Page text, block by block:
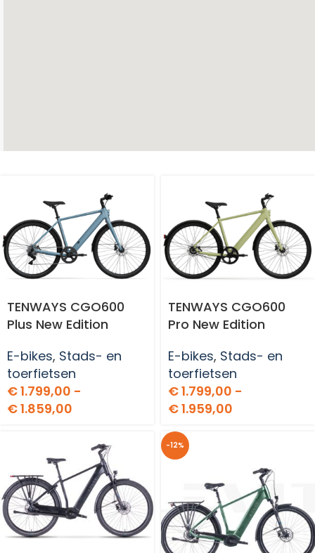
TENWAYS CGO600
Plus New Edition
E-bikes, Stads- en
toerfietsen
€1.799,00 -
€1.859,00
TENWAYS CGO600
Pro New Edition
E-bikes, Stads- en
toerfietsen
€1.799,00 -
€1.959,00
-12%